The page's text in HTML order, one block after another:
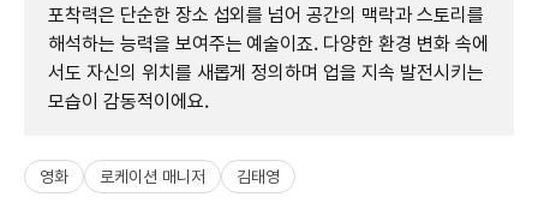
포착력은 단순한 장소 섭외를 넘어 공간의 맥락과 스토리를
해석하는 능력을 보여주는 예술이죠. 다양한 환경 변화 속에
서도 자신의 위치를 새롭게 정의하며 업을 지속 발전시키는
모습이 감동적이에요.
영화 로케이션 매니저 김태영